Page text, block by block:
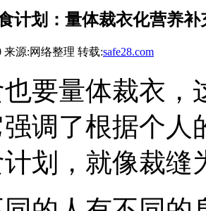
计划：量体裁衣化营养补
来源:网络整理 转载:safe28.com
要量体裁衣，
调了根据个人
划，就像裁缝